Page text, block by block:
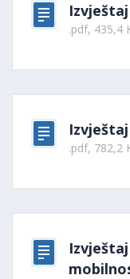
.pdf, 435,4
.pdf, 782,2